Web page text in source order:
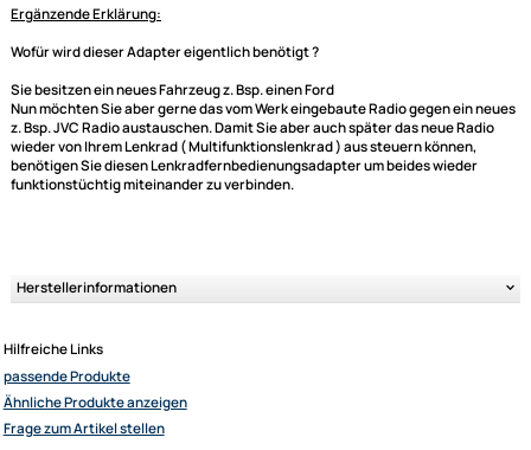
einige Funktionen hinzukommen
Bitte unbedingt kontrollieren:
Bitte achten Sie auch darauf, dass Ihr neues Ger�t einen externen
Fernbedienungsanschluss hat, damit das Interface dort angeschlossen
werden kann.
Wofür wird dieser Adapter eigentlich benötigt ?
Sie besitzen ein neues Fahrzeug z. Bsp. einen Ford
Nun möchten Sie aber gerne das vom Werk eingebaute Radio gegen ein
z. Bsp. JVC Radio austauschen. Damit Sie aber auch später das neue
Wir versenden mit